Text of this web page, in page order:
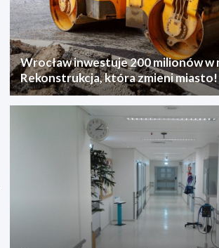
Wrocław inwestuje 200 milionów w
Rekonstrukcja, która zmieni miasto!